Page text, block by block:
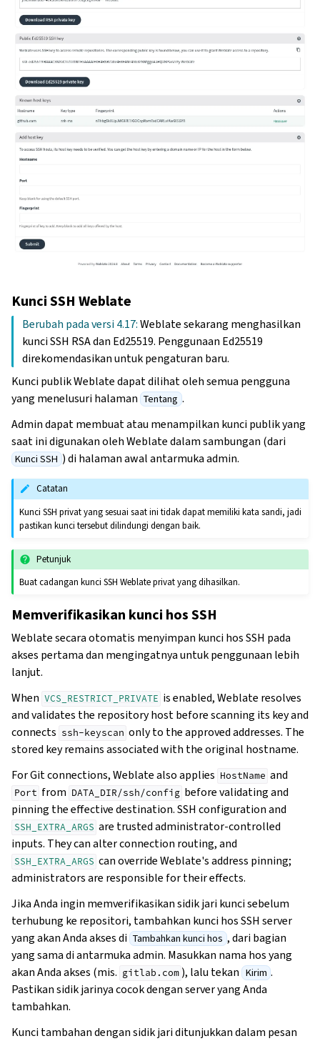
Kunci SSH Weblate
Berubah pada versi 4.17:Weblate sekarang menghasilkan
kunci SSH RSA dan Ed25519. Penggunaan Ed25519
direkomendasikan untuk pengaturan baru.
Kunci publik Weblate dapat dilihat oleh semua pengguna
yang menelusuri halaman Tentang .
Admin dapat membuat atau menampilkan kunci publik yang
saat ini digunakan oleh Weblate dalam sambungan (dari
Kunci SSH ) di halaman awal antarmuka admin.
Catatan
Kunci SSH privat yang sesuai saat ini tidak dapat memiliki kata sandi, jadi
pastikan kunci tersebut dilindungi dengan baik.
Petunjuk
Buat cadangan kunci SSH Weblate privat yang dihasilkan.
Memverifikasikan kunci hos SSH
Weblate secara otomatis menyimpan kunci hos SSH pada
akses pertama dan mengingatnya untuk penggunaan lebih
lanjut.
When VCS_RESTRICT_PRIVATE is enabled, Weblate resolves
and validates the repository host before scanning its key and
connects ssh-keyscan only to the approved addresses. The
stored key remains associated with the original hostname.
For Git connections, Weblate also applies HostName and
Port from DATA_DIR/ssh/config before validating and
pinning the effective destination. SSH configuration and
SSH_EXTRA_ARGS are trusted administrator-controlled
inputs. They can alter connection routing, and
SSH_EXTRA_ARGS can override Weblate's address pinning;
administrators are responsible for their effects.
Jika Anda ingin memverifikasikan sidik jari kunci sebelum
terhubung ke repositori, tambahkan kunci hos SSH server
yang akan Anda akses di Tambahkan kunci hos , dari bagian
yang sama di antarmuka admin. Masukkan nama hos yang
akan Anda akses (mis. gitlab.com ), lalu tekan Kirim .
Pastikan sidik jarinya cocok dengan server yang Anda
tambahkan.
Kunci tambahan dengan sidik jari ditunjukkan dalam pesan